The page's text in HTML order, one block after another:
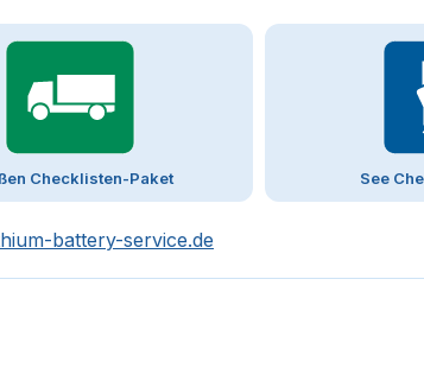
Checklisten-Paket See
battery-service.de